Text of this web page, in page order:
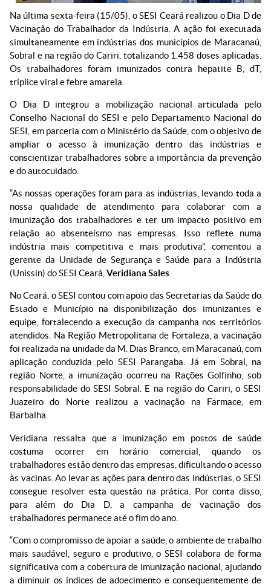
Na última sexta-feira (15/05), o SESI Ceará realizou o Dia D de
Vacinação do Trabalhador da Indústria. A ação foi executada
simultaneamente em indústrias dos municípios de Maracanaú,
Sobral e na região do Cariri, totalizando 1.458 doses aplicadas.
Os trabalhadores foram imunizados contra hepatite B, dT,
tríplice viral e febre amarela.
O Dia D integrou a mobilização nacional articulada pelo
Conselho Nacional do SESI e pelo Departamento Nacional do
SESI, em parceria com o Ministério da Saúde, com o objetivo de
ampliar o acesso à imunização dentro das indústrias e
conscientizar trabalhadores sobre a importância da prevenção
e do autocuidado.
“As nossas operações foram para as indústrias, levando toda a
nossa qualidade de atendimento para colaborar com a
imunização dos trabalhadores e ter um impacto positivo em
relação ao absenteísmo nas empresas. Isso reflete numa
indústria mais competitiva e mais produtiva”, comentou a
gerente da Unidade de Segurança e Saúde para a Indústria
(Unissin) do SESI Ceará, Veridiana Sales
No Ceará, o SESI contou com apoio das Secretarias da Saúde do
Estado e Município na disponibilização dos imunizantes e
equipe, fortalecendo a execução da campanha nos territórios
atendidos. Na Região Metropolitana de Fortaleza, a vacinação
foi realizada na unidade da M. Dias Branco, em Maracanaú, com
aplicação conduzida pelo SESI Parangaba. Já em Sobral, na
região Norte, a imunização ocorreu na Rações Golfinho, sob
responsabilidade do SESI Sobral. E na região do Cariri, o SESI
Juazeiro do Norte realizou a vacinação na Farmace, em
Barbalha.
Veridiana ressalta que a imunização em postos de saúde
costuma ocorrer em horário comercial, quando os
trabalhadores estão dentro das empresas, dificultando o acesso
às vacinas. Ao levar as ações para dentro das indústrias, o SESI
consegue resolver esta questão na prática. Por conta disso,
para além do Dia D, a campanha de vacinação dos
trabalhadores permanece até o fim do ano.
“Com o compromisso de apoiar a saúde, o ambiente de trabalho
mais saudável, seguro e produtivo, o SESI colabora de forma
significativa com a cobertura de imunização nacional, ajudando
a diminuir os índices de adoecimento e consequentemente de